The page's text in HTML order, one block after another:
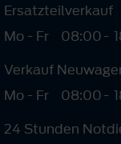
Ersatzteilverkauf
Mo - Fr
08:00-
Verkauf
Mo - Fr
08:00-
24 Stunden